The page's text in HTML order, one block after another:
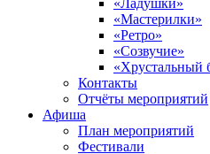
«Ладушки»
«Мастерилки»
«Ретро»
«Созвучие»
«Хрустальный
Контакты
Отчёты мероприятий
Афиша
План мероприятий
Фестивали